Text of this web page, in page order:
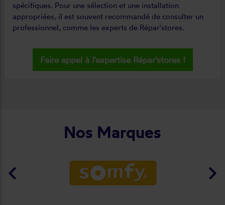
spécifiques. Pour une sélection et une installation
appropriées, il est souvent recommandé de consulter un
professionnel, comme les experts de Répar'stores.
Faire appel à l'expertise Répar'stores !
Nos Marques
keyboard_arrow_left keyboard_arrow_right